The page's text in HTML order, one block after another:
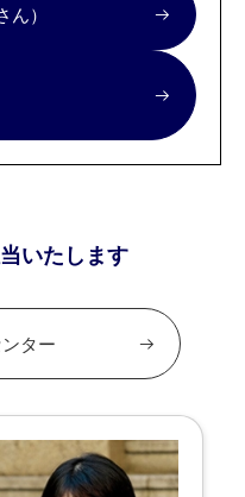
）
いたします
ター